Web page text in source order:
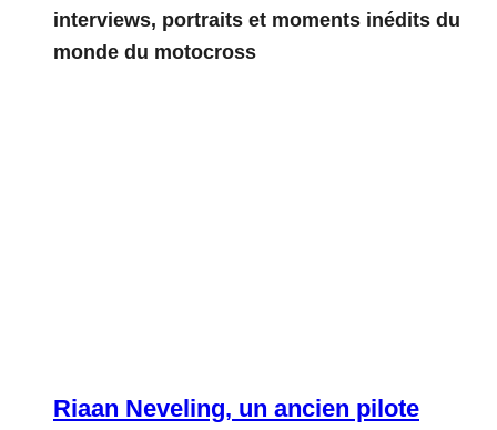
interviews, portraits et moments inédits du
monde du motocross
Riaan Neveling, un ancien pilote